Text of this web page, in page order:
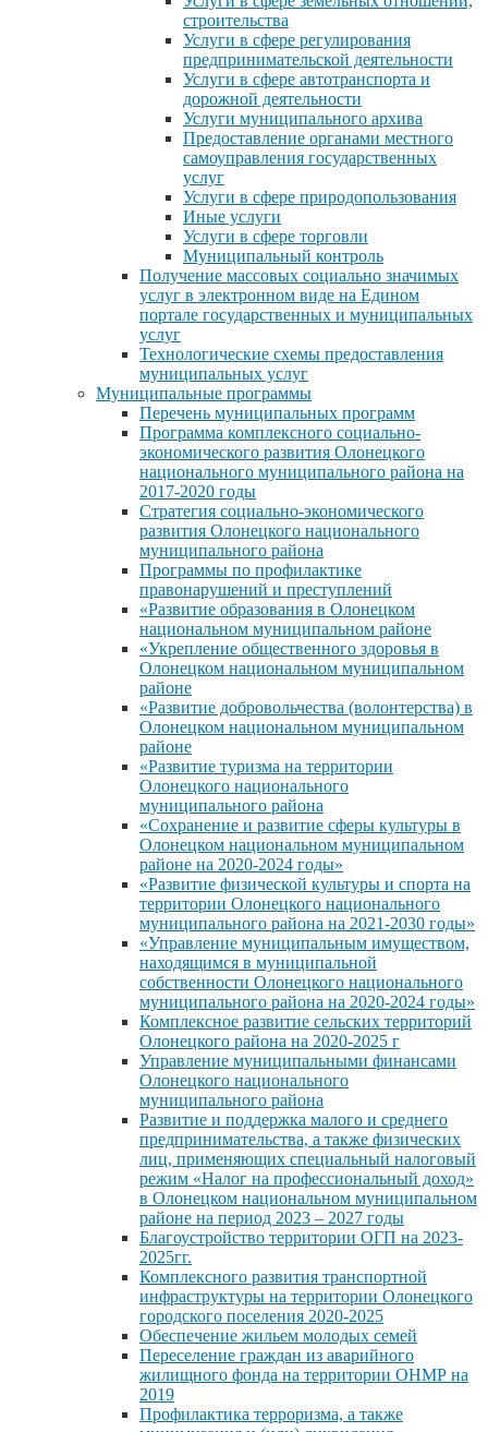
строительства
Услуги в сфере регулирования
предпринимательской деятельности
Услуги в сфере автотранспорта и
дорожной деятельности
Услуги муниципального архива
Предоставление органами местного
самоуправления государственных
услуг
Услуги в сфере природопользования
Иные услуги
Услуги в сфере торговли
Муниципальный контроль
Получение массовых социально значимых
услуг в электронном виде на Едином
портале государственных и муниципальных
услуг
Технологические схемы предоставления
муниципальных услуг
Муниципальные программы
Перечень муниципальных программ
Программа комплексного социально-
экономического развития Олонецкого
национального муниципального района на
2017-2020 годы
Стратегия социально-экономического
развития Олонецкого национального
муниципального района
Программы по профилактике
правонарушений и преступлений
«Развитие образования в Олонецком
национальном муниципальном районе
«Укрепление общественного здоровья в
Олонецком национальном муниципальном
районе
«Развитие добровольчества (волонтерства) в
Олонецком национальном муниципальном
районе
«Развитие туризма на территории
Олонецкого национального
муниципального района
«Сохранение и развитие сферы культуры в
Олонецком национальном муниципальном
районе на 2020-2024 годы»
«Развитие физической культуры и спорта на
территории Олонецкого национального
муниципального района на 2021-2030 годы»
«Управление муниципальным имуществом,
находящимся в муниципальной
собственности Олонецкого национального
муниципального района на 2020-2024 годы»
Комплексное развитие сельских территорий
Олонецкого района на 2020-2025 г
Управление муниципальными финансами
Олонецкого национального
муниципального района
Развитие и поддержка малого и среднего
предпринимательства, а также физических
лиц, применяющих специальный налоговый
режим «Налог на профессиональный доход»
в Олонецком национальном муниципальном
районе на период 2023 – 2027 годы
Благоустройство территории ОГП на 2023-
2025гг.
Комплексного развития транспортной
инфраструктуры на территории Олонецкого
городского поселения 2020-2025
Обеспечение жильем молодых семей
Переселение граждан из аварийного
жилищного фонда на территории ОНМР на
2019
Профилактика терроризма, а также